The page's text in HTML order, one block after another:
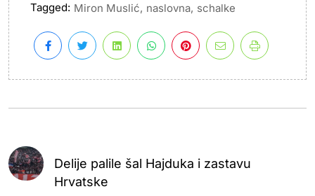
Tagged: Miron Muslić, naslovna, schalke
Delije palile šal Hajduka i zastavu
Hrvatske